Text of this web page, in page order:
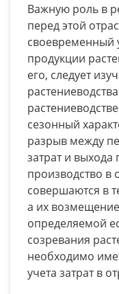
Важную роль в
перед этой
своевременный
продукции
его, следует
сезонный
разрыв между
затрат и выхода
производство в
совершаются в
а их
определяемой
созревания
необходимо
учета затрат в